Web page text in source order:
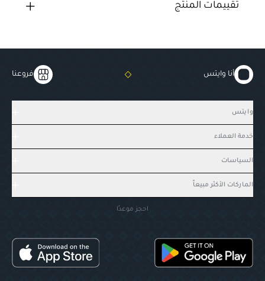
تقييمات المنتج
أنا وايتس فروعنا
وايتس
خدمة العملاء
السياسات
الماركات الأكثر مبيعاً
احجز موعدًا